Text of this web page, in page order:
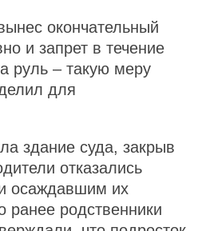
окончательный
и запрет в течение
руль – такую меру
для
здание суда, закрыв
отказались
осаждавшим их
ранее родственники